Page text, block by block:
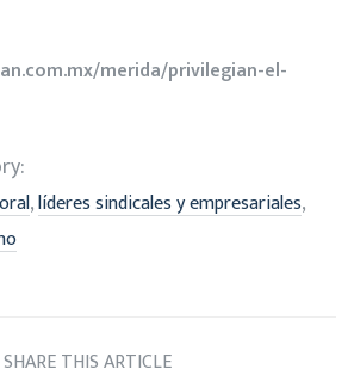
merida/privilegian-el-
,líderes sindicales y empresariales,
SHARE THIS ARTICLE